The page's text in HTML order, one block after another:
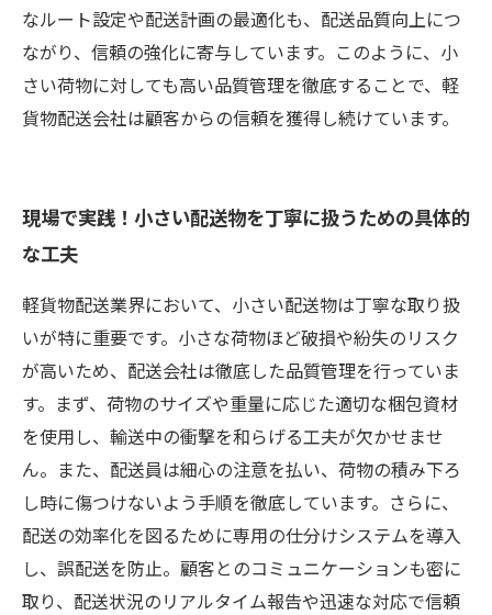
なルート設定や配送計画の最適化も、配送品質向上につ
ながり、信頼の強化に寄与しています。このように、小
さい荷物に対しても高い品質管理を徹底することで、軽
貨物配送会社は顧客からの信頼を獲得し続けています。
現場で実践！小さい配送物を丁寧に扱うための具体的
な工夫
軽貨物配送業界において、小さい配送物は丁寧な取り扱
いが特に重要です。小さな荷物ほど破損や紛失のリスク
が高いため、配送会社は徹底した品質管理を行っていま
す。まず、荷物のサイズや重量に応じた適切な梱包資材
を使用し、輸送中の衝撃を和らげる工夫が欠かせませ
ん。また、配送員は細心の注意を払い、荷物の積み下ろ
し時に傷つけないよう手順を徹底しています。さらに、
配送の効率化を図るために専用の仕分けシステムを導入
し、誤配送を防止。顧客とのコミュニケーションも密に
取り、配送状況のリアルタイム報告や迅速な対応で信頼